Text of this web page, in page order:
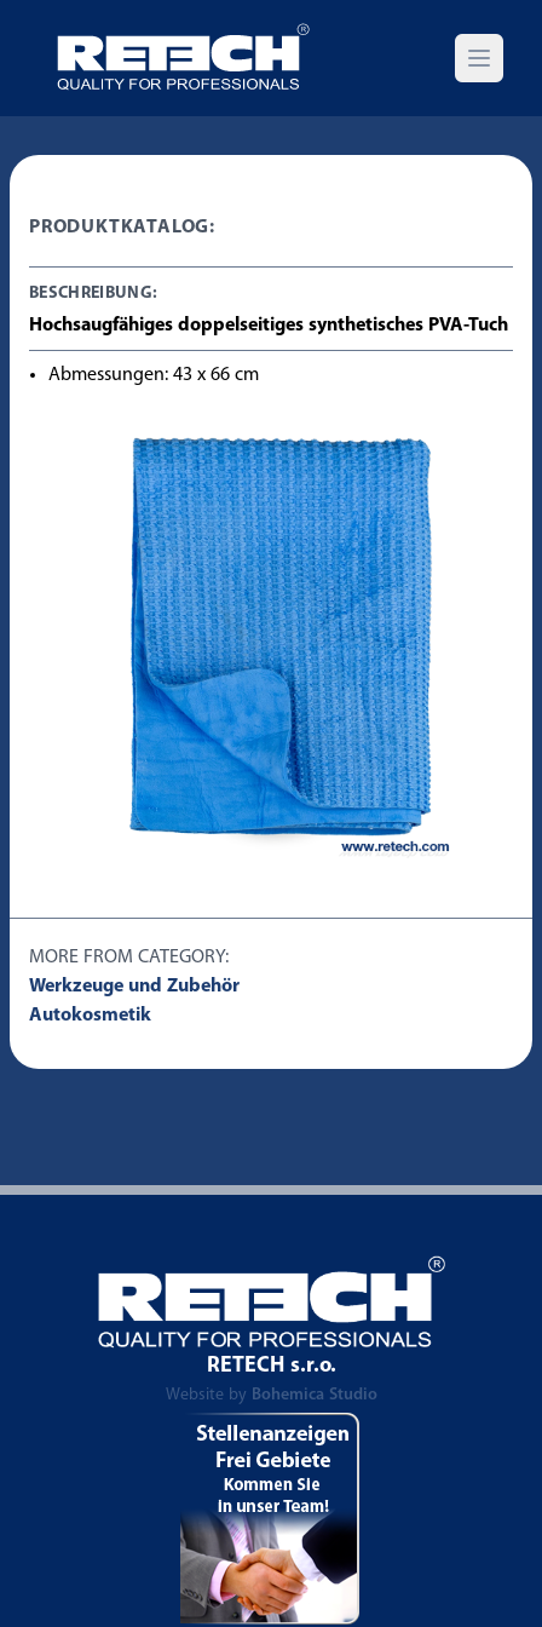
Open
PRODUKTKATALOG:
BESCHREIBUNG:
Hochsaugfähiges doppelseitiges synthetisches PVA-Tuch
Abmessungen: 43 x 66 cm
MORE FROM CATEGORY:
Werkzeuge und Zubehör
Autokosmetik
RETECH s.r.o.
Website by Bohemica Studio